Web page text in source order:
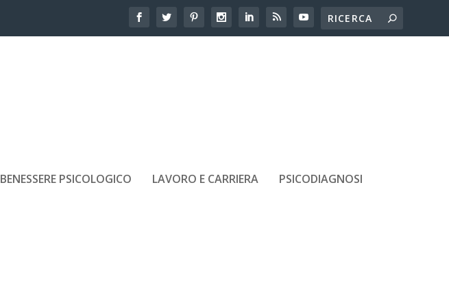
BENESSERE PSICOLOGICO LAVORO E CARRIERA PSICODIAGNOSI